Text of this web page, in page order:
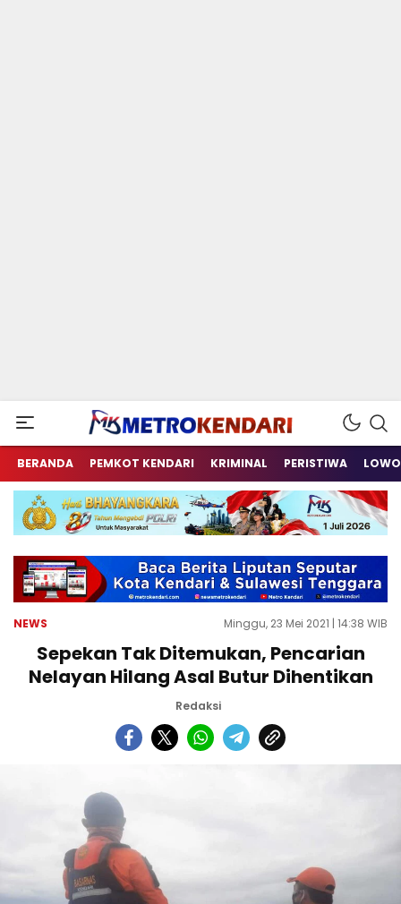
metrokendari
Berita Terkini Sulawesi Tenggara
BERANDA PEMKOT KENDARI KRIMINAL PERISTIWA
NEWS Minggu, 23 Mei 2021 | 14:38 WIB
Sepekan Tak Ditemukan, Pencarian
Nelayan Hilang Asal Butur Dihentikan
Redaksi